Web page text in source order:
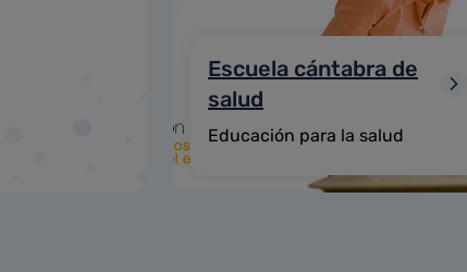
Escuela cántabra de
salud
Educación para la salud